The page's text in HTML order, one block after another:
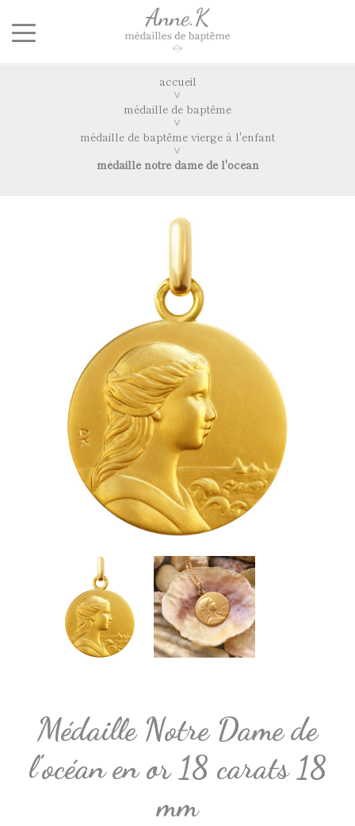
accueil
médaille de baptême
médaille de baptême vierge à l'enfant
médaille notre dame de l'océan
Médaille Notre Dame de
l'océan en or 18 carats 18
mm